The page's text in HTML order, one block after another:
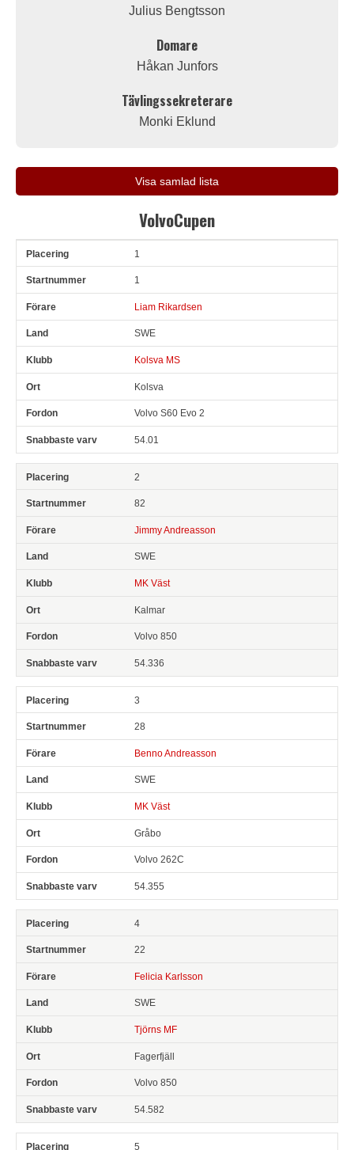
Julius Bengtsson
Domare
Håkan Junfors
Tävlingssekreterare
Monki Eklund
Visa samlad lista
VolvoCupen
Pl Snr 1
1
Liam Rikardsen
SWE
Kolsva MS
Kolsva
Volvo S60 Evo 2
54.01
2
82
Jimmy Andreasson
SWE
MK Väst
Kalmar
Volvo 850
54.336
3
28
Benno Andreasson
SWE
MK Väst
Gråbo
Volvo 262C
54.355
4
22
Felicia Karlsson
SWE
Tjörns MF
Fagerfjäll
Volvo 850
54.582
5